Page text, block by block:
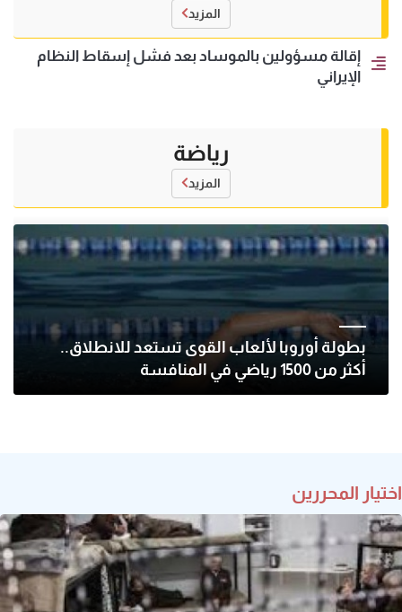
المزيد
إقالة مسؤولين بالموساد بعد فشل إسقاط النظام
الإيراني
رياضة
المزيد
بطولة أوروبا لألعاب القوى تستعد للانطلاق..
أكثر من 1500 رياضي في المنافسة
اختيار المحررين